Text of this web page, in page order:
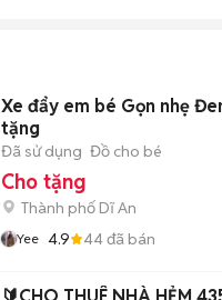
Xe đẩy em bé Gọn nhẹ
tặng
Đã sử dụng Đồ cho bé
Cho tặng
Thành phố Dĩ An
Yee 4.9 44đã bán